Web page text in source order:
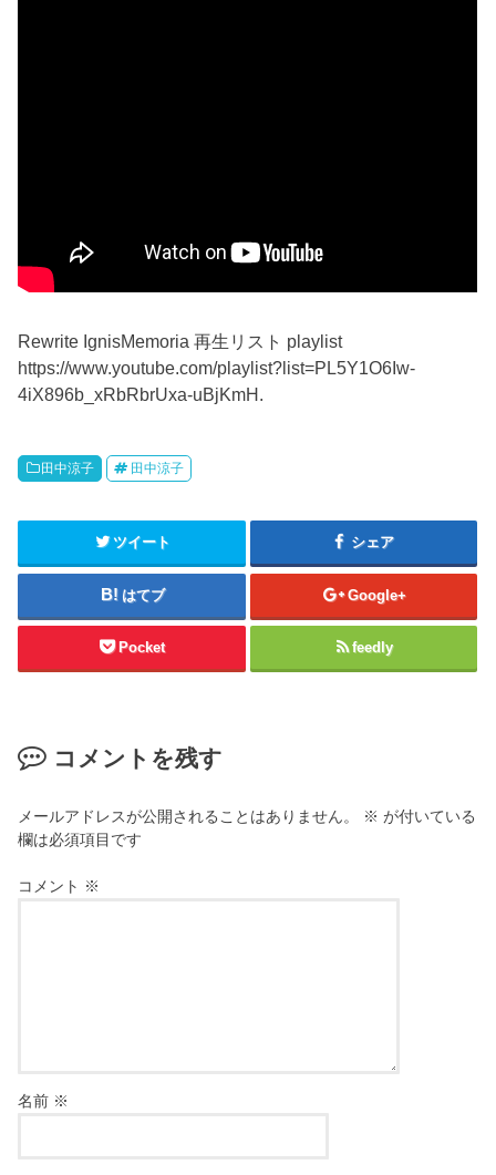
Rewrite IgnisMemoria 再生リスト playlist
https://www.youtube.com/playlist?list=PL5Y1O6Iw-
4iX896b_xRbRbrUxa-uBjKmH.
田中涼子 田中涼子
ツイート シェア
はてブ Google+
Pocket feedly
コメントを残す
メールアドレスが公開されることはありません。 ※ が付いている
欄は必須項目です
コメント ※
名前 ※